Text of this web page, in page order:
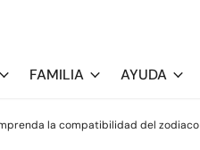
FAMILIA AYUDA
la compatibilidad del zodiaco